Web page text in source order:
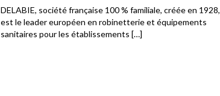
DELABIE, société française 100 % familiale, créée en 1928,
est le leader européen en robinetterie et équipements
sanitaires pour les établissements […]